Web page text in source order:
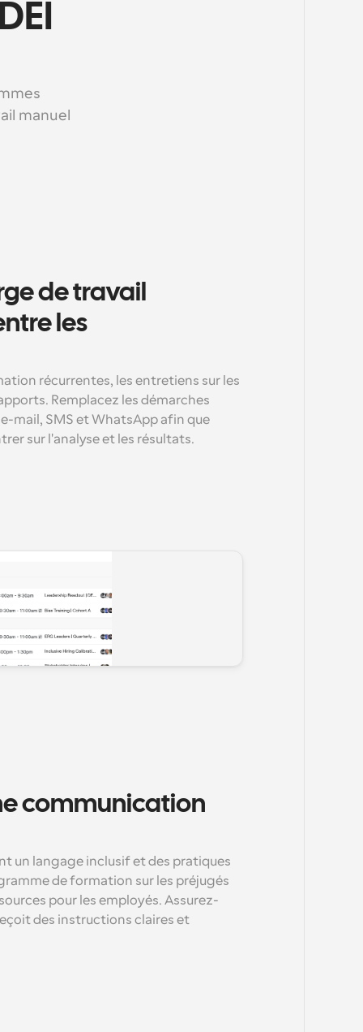
manuel
de travail
les
récurrentes, les entretiens sur les
Remplacez les démarches
mail, SMS et WhatsApp afin que
sur l'analyse et les résultats.
communication
un langage inclusif et des pratiques
de formation sur les préjugés
pour les employés. Assurez-
des instructions claires et